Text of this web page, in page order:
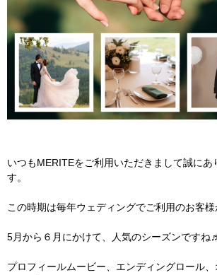
いつもMERITEをご利用いただきまして誠にあ
す。
この時期は毎年ウェディングでご利用のお客様
5月から６月にかけて、人気のシーズンですね♬
プロフィールムービー、エンディングロール